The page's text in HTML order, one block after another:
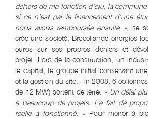
dehors de ma fonction d’élu, la commune
si ce n’est par le financement d’une
nous avons remboursée ensuite », se
crée une société, Brocéliande énergies
euros sur ses propres deniers et
projet. Lors de la construction, un
le capital, le groupe initial conservant
et la gestion du site. Fin 2008, 6
de 12 MW) sortent de terre. « Un délai
à beaucoup de projets. Le fait de
réelle a fonctionné. » Pour mener à